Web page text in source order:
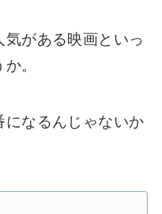
気がある映画といっ
。
になるんじゃないか